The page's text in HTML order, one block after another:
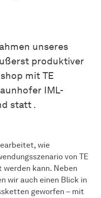
unseres
produktiver
mit TE
IML-
statt .
wie
von TE
kann. Neben
wir auch einen Blick in
geworfen – mit